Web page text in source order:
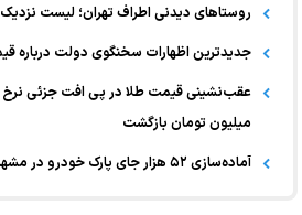
روستاهای دیدنی اطراف تهران؛ لیست
جدیدترین اظهارات سخنگوی دولت درباره
میلیون تومان بازگشت
آماده‌سازی ۵۲ هزار جای پارک خودرو در مشهد برای دهه پایانی صفر